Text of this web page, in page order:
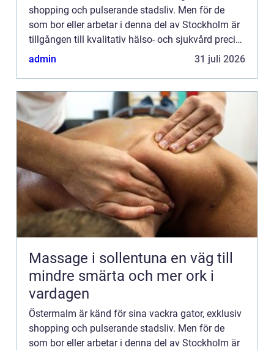
shopping och pulserande stadsliv. Men för de
som bor eller arbetar i denna del av Stockholm är
tillgången till kvalitativ hälso- och sjukvård precis
lika...
admin 31 juli 2026
Massage i sollentuna en väg till
mindre smärta och mer ork i
vardagen
Östermalm är känd för sina vackra gator, exklusiv
shopping och pulserande stadsliv. Men för de
som bor eller arbetar i denna del av Stockholm är